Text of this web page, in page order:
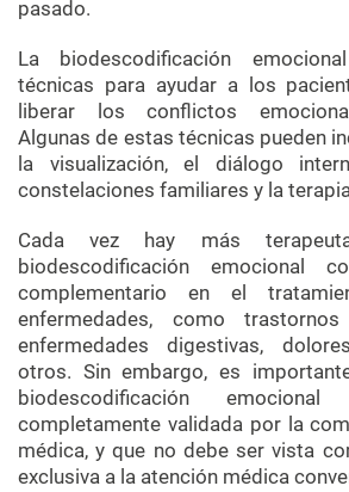
pasado.
La biodescodificación
técnicas para ayudar a los
liberar los conflictos
Algunas de estas técnicas pueden
la visualización, el diálogo
constelaciones familiares y la
Cada vez hay más
biodescodificación emocional
complementario en el
enfermedades, como trastornos
enfermedades digestivas,
otros. Sin embargo, es
biodescodificación
completamente validada por la
médica, y que no debe ser vista
exclusiva a la atención médica